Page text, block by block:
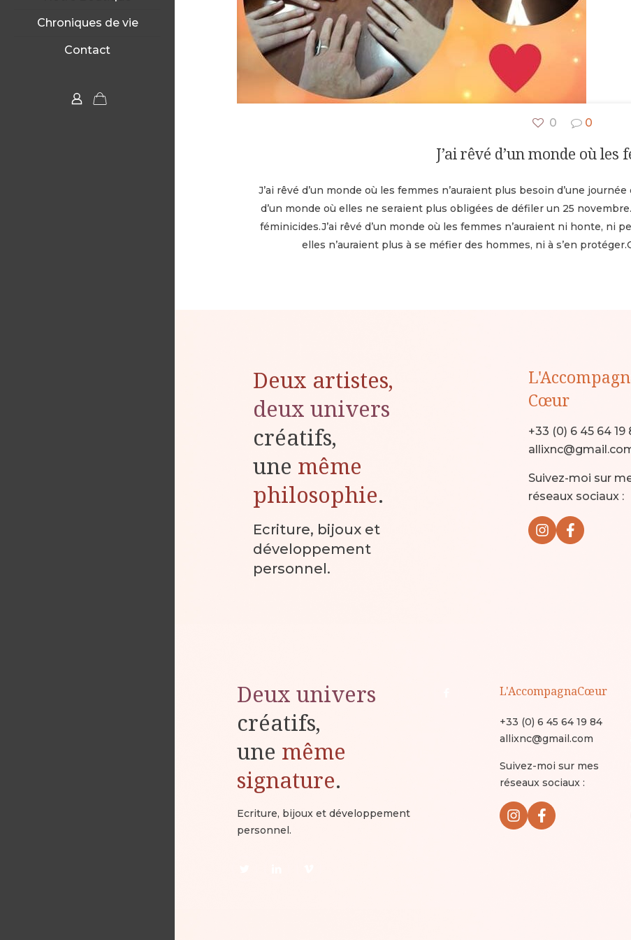
Chroniques de vie
Contact
0 0
J’ai rêvé d’un monde où les
J’ai rêvé d’un monde où les femmes n’auraient plus besoin d’une
d’un monde où elles ne seraient plus obligées de défiler un 25
féminicides.J’ai rêvé d’un monde où les femmes n’auraient ni honte, ni
elles n’auraient plus à se méfier des hommes, ni à s’en
Deux artistes,
deux univers
créatifs,
une même
philosophie.
Ecriture, bijoux et
développement
personnel.
Cœur
+33 (0) 6 45 64 19
Suivez-moi sur
réseaux sociaux :
Deux univers
créatifs,
une même
signature.
Ecriture, bijoux et développement
personnel.
L'AccompagnaCœur
+33 (0) 6 45 64 19 84
allixnc@gmail.com
Suivez-moi sur mes
réseaux sociaux :